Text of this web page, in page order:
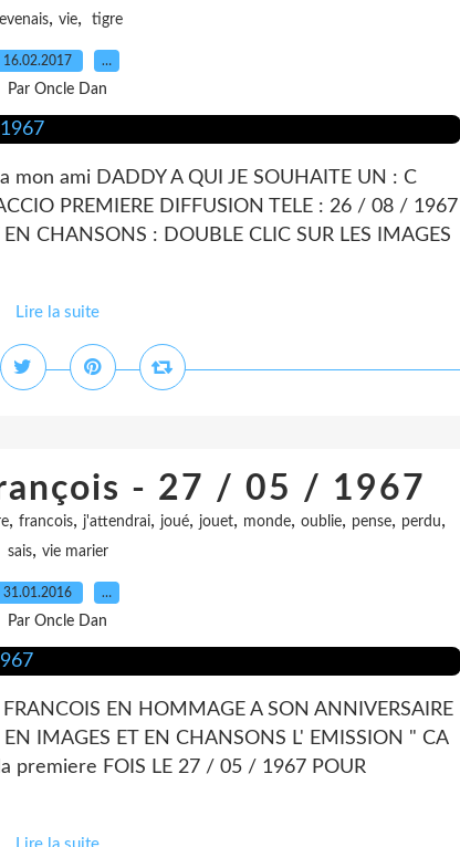
, vie, tigre
16.02.2017 …
Par Oncle Dan
ami DADDY A QUI JE SOUHAITE UN : C
PREMIERE DIFFUSION TELE : 26 / 08 / 1967
CHANSONS : DOUBLE CLIC SUR LES IMAGES
Lire la suite
- 27 / 05 / 1967
, francois, j'attendrai, joué, jouet, monde, oublie, pense, perdu,
sais, vie marier
31.01.2016 …
Par Oncle Dan
EN HOMMAGE A SON ANNIVERSAIRE
EN IMAGES ET EN CHANSONS L' EMISSION " CA
premiere FOIS LE 27 / 05 / 1967 POUR